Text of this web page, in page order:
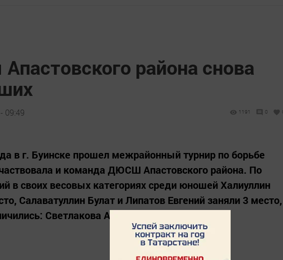
района снова
09:49 1191 0
в г. Буинске прошел межрайонный турнир по борьбе
и команда ДЮСШ Апастовского района. По
в своих весовых категориях среди юношей Халиуллин
Салаватуллин Булат и Липатов Евгений заняли 3 место,
Светлакова Алия и Хасанова...